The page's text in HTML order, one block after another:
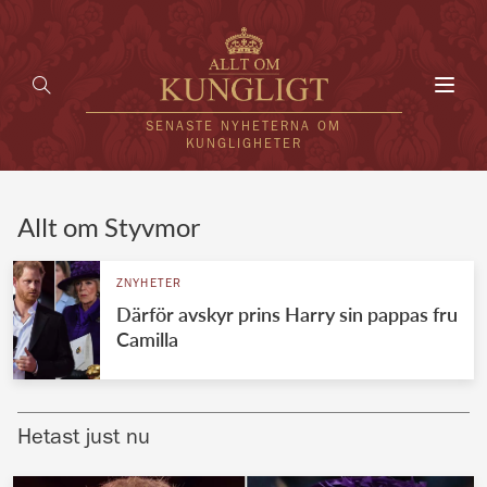
SENASTE NYHETERNA OM
KUNGLIGHETER
UTLÄNDSKT
VÄRLDENS KUNGAHUS
Brittiska kungahuset
Allt om Styvmor
ZNYHETER
Därför avskyr prins Harry sin pappas fru
Camilla
Hetast just nu